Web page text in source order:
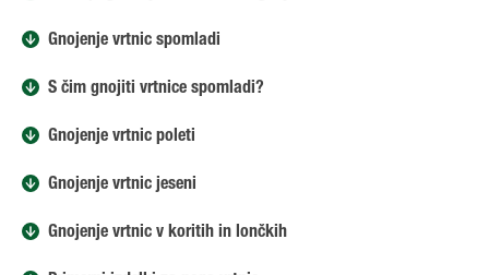
Gnojenje vrtnic spomladi
S čim gnojiti vrtnice spomladi?
Gnojenje vrtnic poleti
Gnojenje vrtnic jeseni
Gnojenje vrtnic v koritih in lončkih